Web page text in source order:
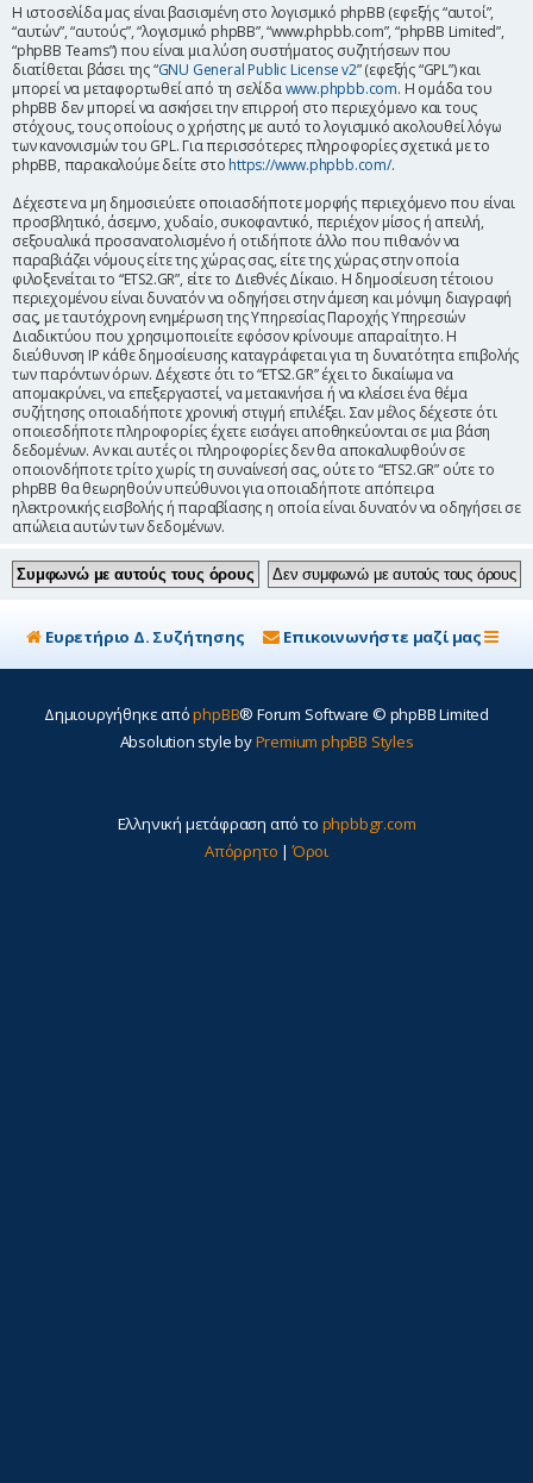
Η ιστοσελίδα μας είναι βασισμένη στο λογισμικό phpBB (εφεξής “αυτοί”,
“αυτών”, “αυτούς”, “λογισμικό phpBB”, “www.phpbb.com”, “phpBB Limited”,
“phpBB Teams”) που είναι μια λύση συστήματος συζητήσεων που
διατίθεται βάσει της “GNU General Public License v2” (εφεξής “GPL”) και
μπορεί να μεταφορτωθεί από τη σελίδαwww.phpbb.com. Η ομάδα του
phpBB δεν μπορεί να ασκήσει την επιρροή στο περιεχόμενο και τους
στόχους, τους οποίους ο χρήστης με αυτό το λογισμικό ακολουθεί λόγω
των κανονισμών του GPL. Για περισσότερες πληροφορίες σχετικά με το
phpBB, παρακαλούμε δείτε στο https://www.phpbb.com/.
Δέχεστε να μη δημοσιεύετε οποιασδήποτε μορφής περιεχόμενο που είναι
προσβλητικό, άσεμνο, χυδαίο, συκοφαντικό, περιέχον μίσος ή απειλή,
σεξουαλικά προσανατολισμένο ή οτιδήποτε άλλο που πιθανόν να
παραβιάζει νόμους είτε της χώρας σας, είτε της χώρας στην οποία
φιλοξενείται το “ETS2.GR”, είτε το Διεθνές Δίκαιο. Η δημοσίευση τέτοιου
περιεχομένου είναι δυνατόν να οδηγήσει στην άμεση και μόνιμη διαγραφή
σας, με ταυτόχρονη ενημέρωση της Υπηρεσίας Παροχής Υπηρεσιών
Διαδικτύου που χρησιμοποιείτε εφόσον κρίνουμε απαραίτητο. Η
διεύθυνση IP κάθε δημοσίευσης καταγράφεται για τη δυνατότητα επιβολής
των παρόντων όρων. Δέχεστε ότι το “ETS2.GR” έχει το δικαίωμα να
απομακρύνει, να επεξεργαστεί, να μετακινήσει ή να κλείσει ένα θέμα
συζήτησης οποιαδήποτε χρονική στιγμή επιλέξει. Σαν μέλος δέχεστε ότι
οποιεσδήποτε πληροφορίες έχετε εισάγει αποθηκεύονται σε μια βάση
δεδομένων. Αν και αυτές οι πληροφορίες δεν θα αποκαλυφθούν σε
οποιονδήποτε τρίτο χωρίς τη συναίνεσή σας, ούτε το “ETS2.GR” ούτε το
phpBB θα θεωρηθούν υπεύθυνοι για οποιαδήποτε απόπειρα
ηλεκτρονικής εισβολής ή παραβίασης η οποία είναι δυνατόν να οδηγήσει σε
απώλεια αυτών των δεδομένων.
Ευρετήριο Δ. Συζήτησης Επικοινωνήστε μαζί μας
Δημιουργήθηκε απόphpBB® Forum Software © phpBB Limited
Absolution style byPremium phpBB Styles
Ελληνική μετάφραση από το phpbbgr.com
Απόρρητο |Όροι